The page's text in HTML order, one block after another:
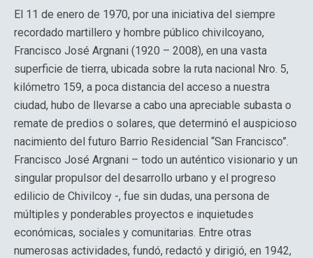
El 11 de enero de 1970, por una iniciativa del siempre
recordado martillero y hombre público chivilcoyano,
Francisco José Argnani (1920 – 2008), en una vasta
superficie de tierra, ubicada sobre la ruta nacional Nro. 5,
kilómetro 159, a poca distancia del acceso a nuestra
ciudad, hubo de llevarse a cabo una apreciable subasta o
remate de predios o solares, que determinó el auspicioso
nacimiento del futuro Barrio Residencial “San Francisco”.
Francisco José Argnani – todo un auténtico visionario y un
singular propulsor del desarrollo urbano y el progreso
edilicio de Chivilcoy -, fue sin dudas, una persona de
múltiples y ponderables proyectos e inquietudes
económicas, sociales y comunitarias. Entre otras
numerosas actividades, fundó, redactó y dirigió, en 1942,